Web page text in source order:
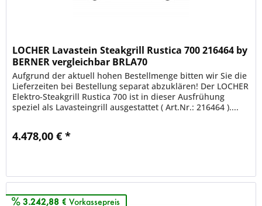
LOCHER Lavastein Steakgrill Rustica 700 216464 by
BERNER vergleichbar BRLA70
Aufgrund der aktuell hohen Bestellmenge bitten wir Sie die
Lieferzeiten bei Bestellung separat abzuklären! Der LOCHER
Elektro-Steakgrill Rustica 700 ist in dieser Ausfrühung
speziel als Lavasteingrill ausgestattet ( Art.Nr.: 216464 )....
4.478,00 € *
3.242,88 € Vorkassepreis